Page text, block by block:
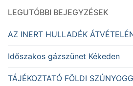
LEGUTÓBBI BEJEGYZÉSEK
AZ INERT HULLADÉK
Időszakos gázszünet Kékeden
TÁJÉKOZTATÓ FÖLDI